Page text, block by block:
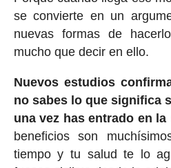
se convierte en un
nuevas formas de
mucho que decir en ello.
Nuevos estudios
no sabes lo que significa
una vez has entrado en la
beneficios son
tiempo y tu salud te lo